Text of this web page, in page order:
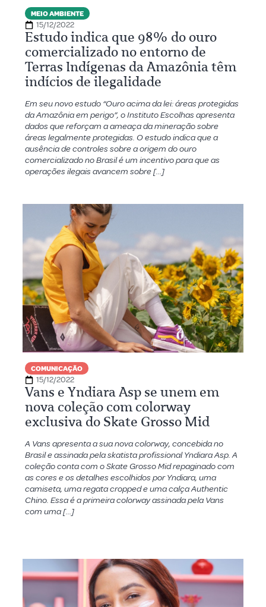
MEIO AMBIENTE
15/12/2022
Estudo indica que 98% do ouro
comercializado no entorno de
Terras Indígenas da Amazônia têm
indícios de ilegalidade
Em seu novo estudo “Ouro acima da lei: áreas protegidas
da Amazônia em perigo”, o Instituto Escolhas apresenta
dados que reforçam a ameaça da mineração sobre
áreas legalmente protegidas. O estudo indica que a
ausência de controles sobre a origem do ouro
comercializado no Brasil é um incentivo para que as
operações ilegais avancem sobre […]
COMUNICAÇÃO
15/12/2022
Vans e Yndiara Asp se unem em
nova coleção com colorway
exclusiva do Skate Grosso Mid
A Vans apresenta a sua nova colorway, concebida no
Brasil e assinada pela skatista profissional Yndiara Asp. A
coleção conta com o Skate Grosso Mid repaginado com
as cores e os detalhes escolhidos por Yndiara, uma
camiseta, uma regata cropped e uma calça Authentic
Chino. Essa é a primeira colorway assinada pela Vans
com uma […]